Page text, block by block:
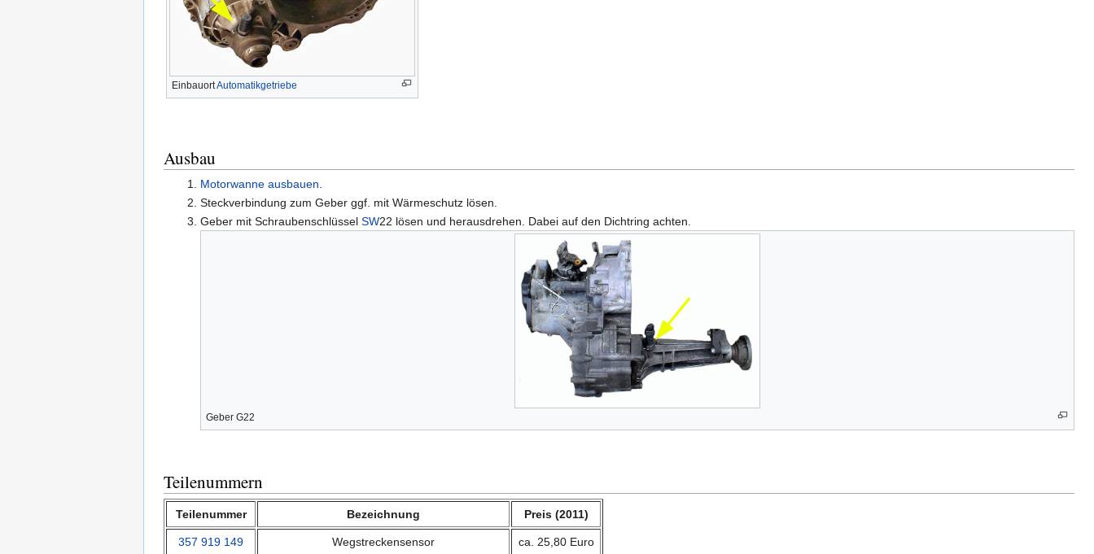
EinbauortAutomatikgetriebe
Ausbau
Motorwanne ausbauen
Steckverbindung zum Geber ggf. mit Wärmeschutz lösen.
Geber mit Schraubenschlüssel SW22 lösen und herausdrehen. Dabei auf den Dichtring achten.
Geber G22
Teilenummern
Teilenummer Bezeichnung Preis (2011)
357 919 149 Wegstreckensensor ca. 25,80 Euro